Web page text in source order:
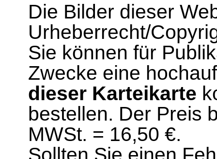
Die Bilder dieser
Urheberrecht/
Sie können für
Zwecke eine
dieser Karteikarte
bestellen. Der Preis
MWSt. = 16,50 €.